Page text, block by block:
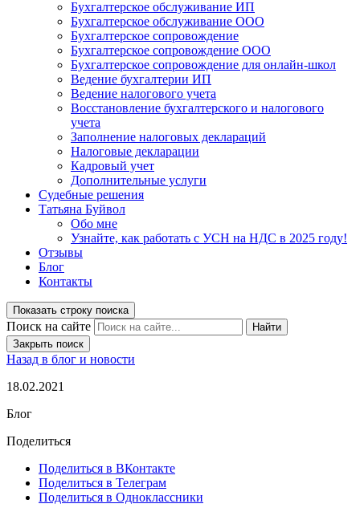
Бухгалтерское обслуживание ИП
Бухгалтерское обслуживание ООО
Бухгалтерское сопровождение
Бухгалтерское сопровождение ООО
Бухгалтерское сопровождение для онлайн-школ
Ведение бухгалтерии ИП
Ведение налогового учета
Восстановление бухгалтерского и налогового
учета
Заполнение налоговых деклараций
Налоговые декларации
Кадровый учет
Дополнительные услуги
Судебные решения
Татьяна Буйвол
Обо мне
Узнайте, как работать с УСН на НДС в 2025 году!
Отзывы
Блог
Контакты
Показать строку поиска
Поиск на сайте
Найти
Закрыть поиск
Назад в блог и новости
18.02.2021
Блог
Поделиться
Поделиться в ВКонтакте
Поделиться в Телеграм
Поделиться в Одноклассники